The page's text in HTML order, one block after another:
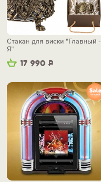
17 990 Р
Стакан для виски "Главный -
Я"